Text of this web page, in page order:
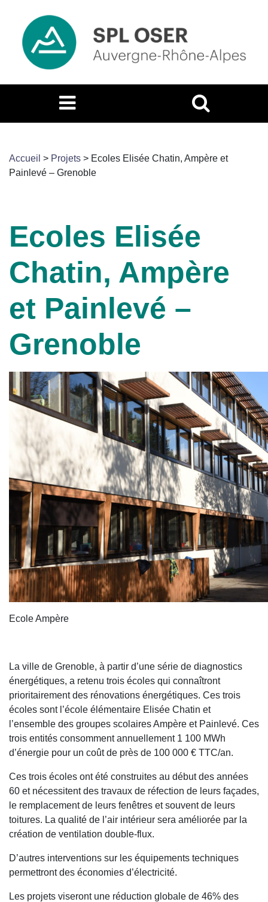
Accueil > Projets > Ecoles Elisée Chatin, Ampère et
Painlevé – Grenoble
Ecoles Elisée
Chatin, Ampère
et Painlevé –
Grenoble
Ecole Ampère
La ville de Grenoble, à partir d’une série de diagnostics
énergétiques, a retenu trois écoles qui connaîtront
prioritairement des rénovations énergétiques. Ces trois
écoles sont l’école élémentaire Elisée Chatin et
l’ensemble des groupes scolaires Ampère et Painlevé. Ces
trois entités consomment annuellement 1 100 MWh
d’énergie pour un coût de près de 100 000 € TTC/an.
Ces trois écoles ont été construites au début des années
60 et nécessitent des travaux de réfection de leurs façades,
le remplacement de leurs fenêtres et souvent de leurs
toitures. La qualité de l’air intérieur sera améliorée par la
création de ventilation double-flux.
D’autres interventions sur les équipements techniques
permettront des économies d’électricité.
Les projets viseront une réduction globale de 46% des